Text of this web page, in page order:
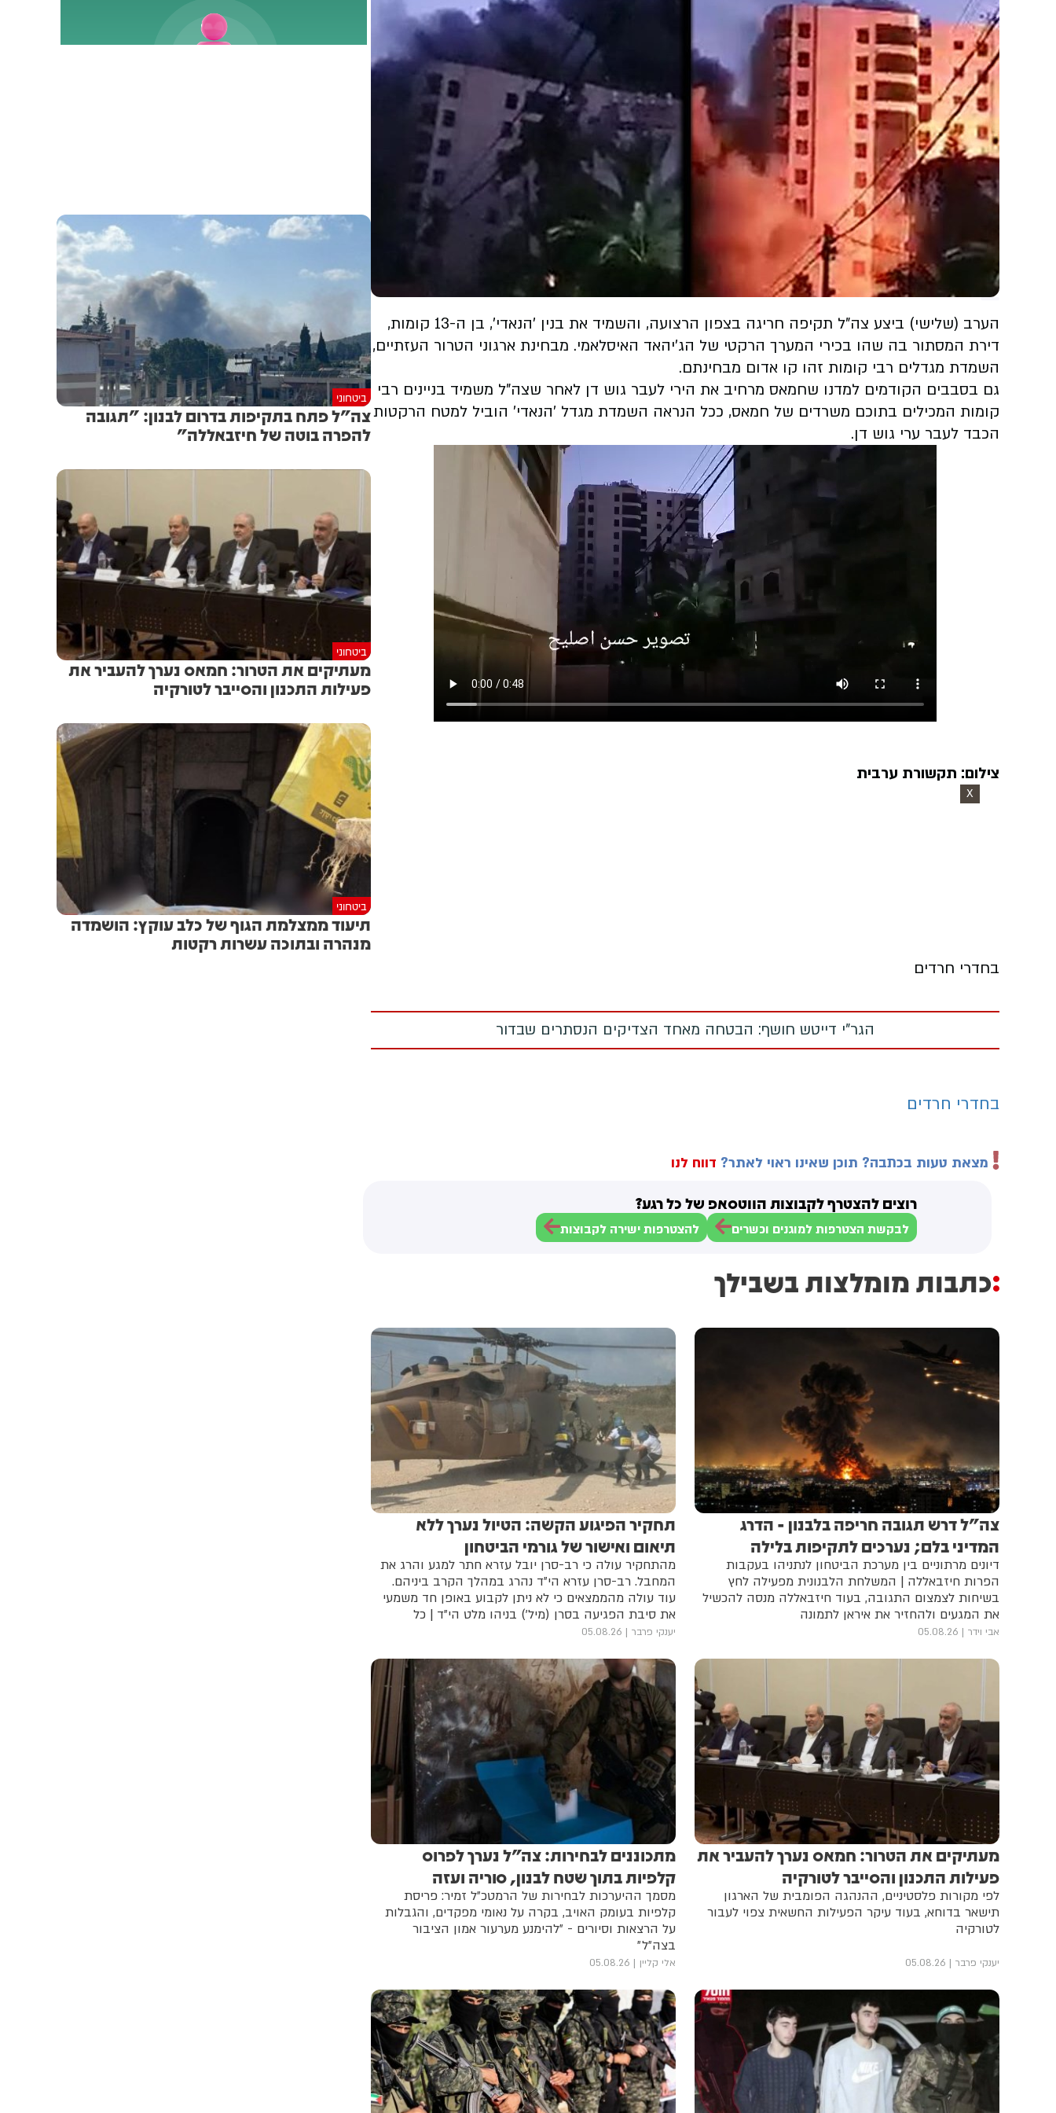
הערב (שלישי) ביצע צה"ל תקיפה חריגה בצפון הרצועה, והשמיד את בנין 'הנאדי', בן ה-13 קומות,
דירת המסתור בה שהו בכירי המערך הרקטי של הג'יהאד האיסלאמי. מבחינת ארגוני הטרור העזתיים,
השמדת מגדלים רבי קומות זהו קו אדום מבחינתם.
גם בסבבים הקודמים למדנו שחמאס מרחיב את הירי לעבר גוש דן לאחר שצה"ל משמיד בניינים רבי
קומות המכילים בתוכם משרדים של חמאס, ככל הנראה השמדת מגדל 'הנאדי' הוביל למטח הרקטות
הכבד לעבר ערי גוש דן.
צילום: תקשורת ערבית
X
בחדרי חרדים
הגר"י דייטש חושף: הבטחה מאחד הצדיקים הנסתרים שבדור
בחדרי חרדים
מצאת טעות בכתבה? תוכן שאינו ראוי לאתר? דווח לנו
רוצים להצטרף לקבוצות הווטסאפ של כל רגע?
לבקשת הצטרפות למוגנים וכשרים להצטרפות ישירה לקבוצות
כתבות מומלצות בשבילך
צה"ל דרש תגובה חריפה בלבנון - הדרג
המדיני בלם; נערכים לתקיפות בלילה
דיונים מרתוניים בין מערכת הביטחון לנתניהו בעקבות
הפרות חיזבאללה | המשלחת הלבנונית מפעילה לחץ
בשיחות לצמצום התגובה, בעוד חיזבאללה מנסה להכשיל
את המגעים ולהחזיר את איראן לתמונה
אבי וידר 05.08.26
תחקיר הפיגוע הקשה: הטיול נערך ללא
תיאום ואישור של גורמי הביטחון
מהתחקיר עולה כי רב-סרן יובל עזרא חתר למגע והרג את
המחבל. רב-סרן עזרא הי"ד נהרג במהלך הקרב ביניהם.
עוד עולה מהממצאים כי לא ניתן לקבוע באופן חד משמעי
את סיבת הפגיעה בסרן (מיל') בניהו מלט הי"ד | כל
הפרטים
יענקי פרבר 05.08.26
מעתיקים את הטרור: חמאס נערך להעביר את
פעילות התכנון והסייבר לטורקיה
לפי מקורות פלסטיניים, ההנהגה הפומבית של הארגון
תישאר בדוחא, בעוד עיקר הפעילות החשאית צפוי לעבור
לטורקיה
יענקי פרבר 05.08.26
מתכוננים לבחירות: צה״ל נערך לפרוס
קלפיות בתוך שטח לבנון, סוריה ועזה
מסמך ההיערכות לבחירות של הרמטכ״ל זמיר: פריסת
קלפיות בעומק האויב, בקרה על נאומי מפקדים, והגבלות
על הרצאות וסיורים - ״להימנע מערעור אמון הציבור
בצה״ל״
אלי קליין 05.08.26
ביטחוני
צה"ל פתח בתקיפות בדרום לבנון: "תגובה
להפרה בוטה של חיזבאללה"
ביטחוני
מעתיקים את הטרור: חמאס נערך להעביר את
פעילות התכנון והסייבר לטורקיה
ביטחוני
תיעוד ממצלמת הגוף של כלב עוקץ: הושמדה
מנהרה ובתוכה עשרות רקטות